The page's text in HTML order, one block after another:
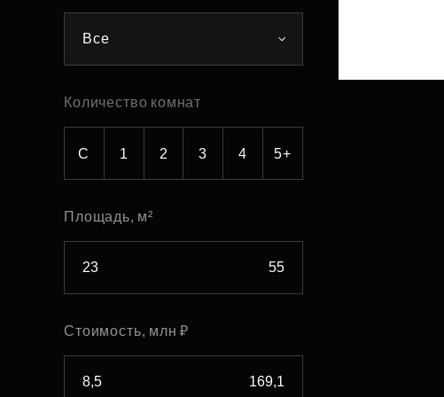
Все
Количество комнат
С 1 2 3 4 5+
Площадь, м²
Стоимость, млн ₽